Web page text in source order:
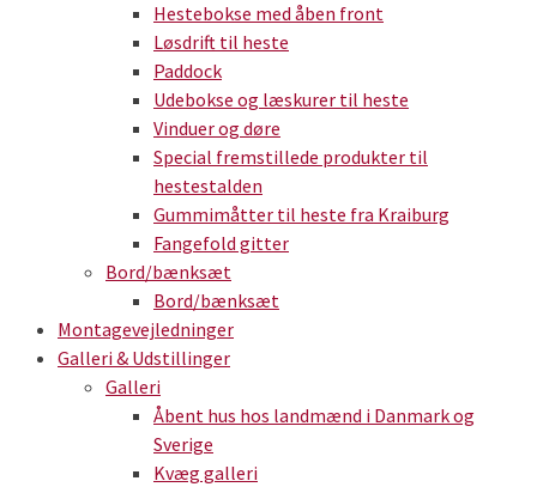
Hestebokse med åben front
Løsdrift til heste
Paddock
Udebokse og læskurer til heste
Vinduer og døre
Special fremstillede produkter til
hestestalden
Gummimåtter til heste fra Kraiburg
Fangefold gitter
Bord/bænksæt
Bord/bænksæt
Montagevejledninger
Galleri & Udstillinger
Galleri
Åbent hus hos landmænd i Danmark og
Sverige
Kvæg galleri